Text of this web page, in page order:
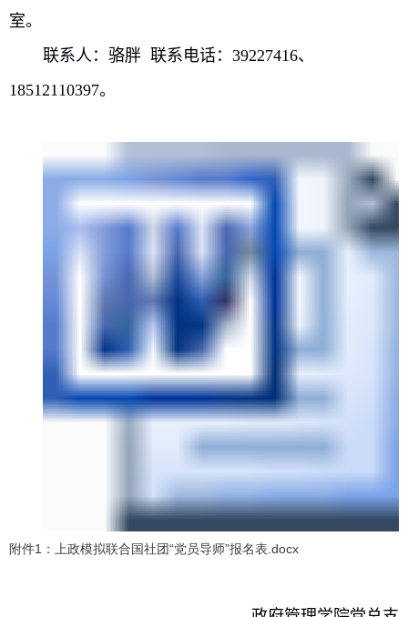
室。
联系人：骆胖 联系电话：39227416、
18512110397。
附件1：上政模拟联合国社团“党员导师”报名表.docx